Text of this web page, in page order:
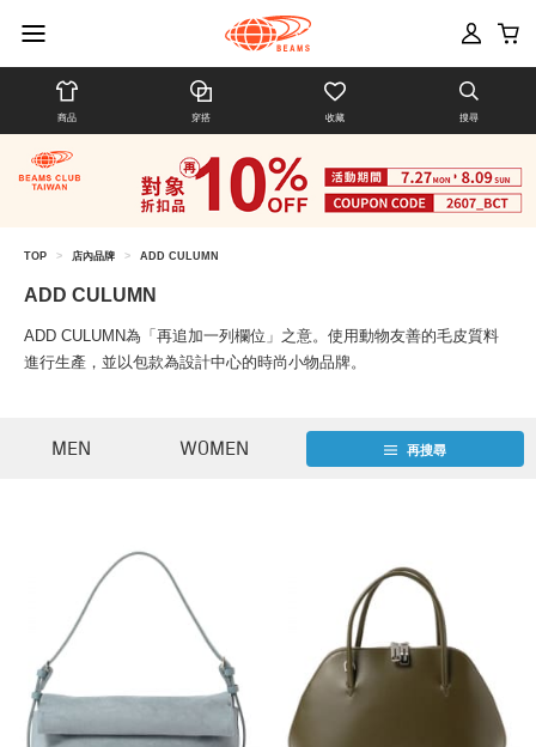
商品 穿搭 收藏 搜尋
TOP > 店內品牌 > ADD CULUMN
ADD CULUMN
ADD CULUMN為「再追加一列欄位」之意。使用動物友善的毛皮質料
進行生產，並以包款為設計中心的時尚小物品牌。
MEN WOMEN 再搜尋